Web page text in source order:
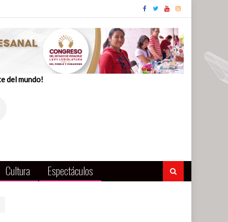
del mundo!
Cultura Espectáculos